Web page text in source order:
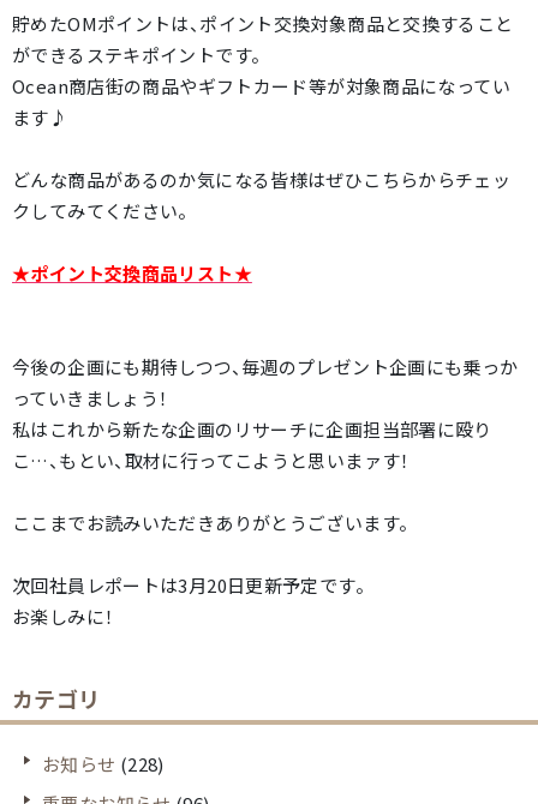
貯めたOMポイントは、ポイント交換対象商品と交換すること
ができるステキポイントです。
Ocean商店街の商品やギフトカード等が対象商品になってい
ます♪
どんな商品があるのか気になる皆様はぜひこちらからチェッ
クしてみてください。
★ポイント交換商品リスト★
今後の企画にも期待しつつ、毎週のプレゼント企画にも乗っか
っていきましょう！
私はこれから新たな企画のリサーチに企画担当部署に殴り
こ…、もとい、取材に行ってこようと思いまァす！
ここまでお読みいただきありがとうございます。
次回社員レポートは3月20日更新予定です。
お楽しみに！
カテゴリ
お知らせ (228)